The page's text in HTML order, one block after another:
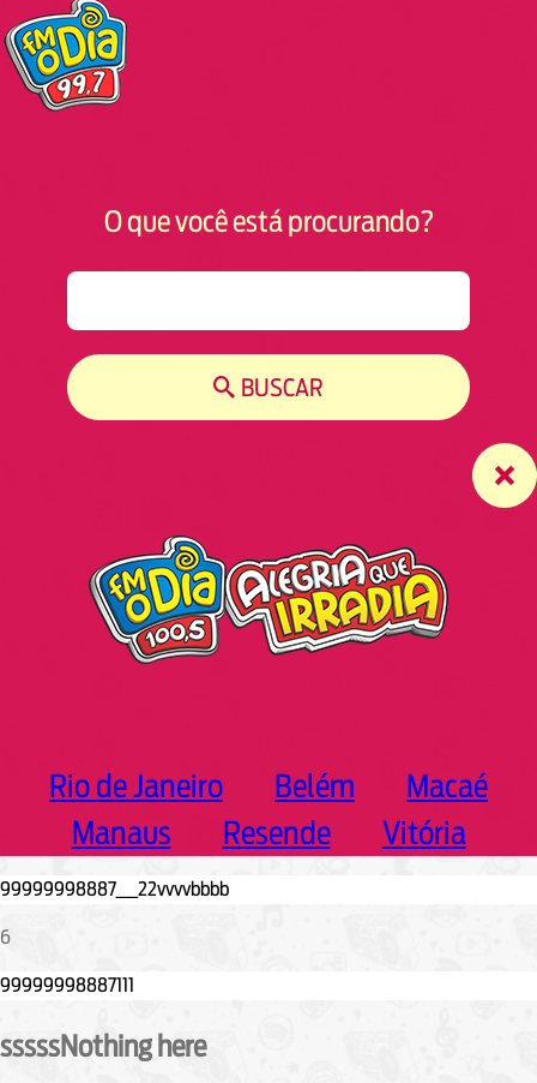
O que você está procurando?
BUSCAR
Rio de Janeiro Belém
Macaé
Manaus
Resende Vitória
6
sssssNothing here